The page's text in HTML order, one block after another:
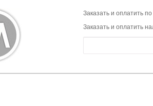
Заказать и оплатить
Заказать и оплатить